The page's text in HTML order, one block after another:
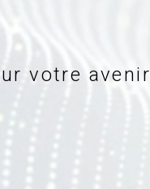
votre avenir